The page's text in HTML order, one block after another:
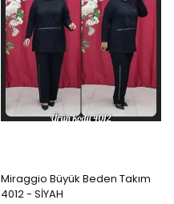
Miraggio Büyük Beden Takım
4012 - SİYAH